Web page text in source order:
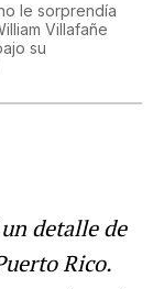
le sorprendía
Villafañe
su
detalle de
Rico.